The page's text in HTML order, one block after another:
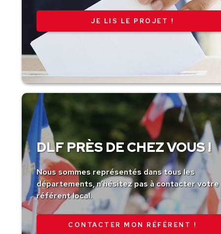
JE LIS LE PROJET !
DLF PRÈS DE CHEZ VOUS !
Nous sommes représentés dans tous les
départements, n’hésitez pas à contacter votre
référent local.
CONTACTER MON RÉFÉRENT !